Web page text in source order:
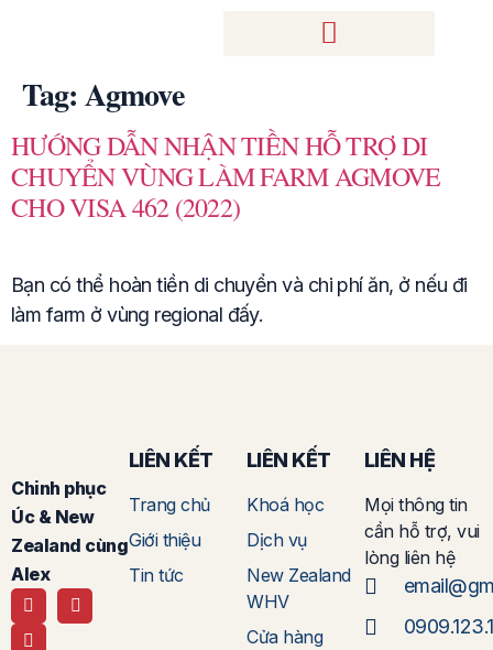
Tag:Agmove
HƯỚNG DẪN NHẬN TIỀN HỖ TRỢ DI
CHUYỂN VÙNG LÀM FARM AGMOVE
CHO VISA 462 (2022)
Bạn có thể hoàn tiền di chuyển và chi phí ăn, ở nếu đi
làm farm ở vùng regional đấy.
Chinh phục
Úc & New
Zealand cùng
Alex
LIÊN KẾT
Trang chủ
Giới thiệu
Tin tức
LIÊN KẾT
Khoá học
Dịch vụ
New Zealand
WHV
Cửa hàng
LIÊN HỆ
Mọi thông tin
cần hỗ trợ, vui
lòng liên hệ